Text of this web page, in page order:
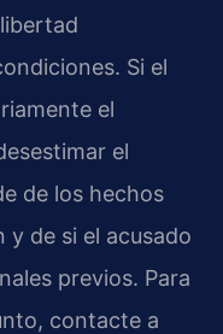
Si el
el
el
de los hechos
y de si el acusado
previos. Para
contacte a